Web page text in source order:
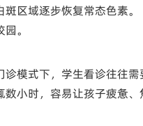
区域逐步恢复常态色素
。
模式下，学生看诊往往
小时，容易让孩子疲惫、